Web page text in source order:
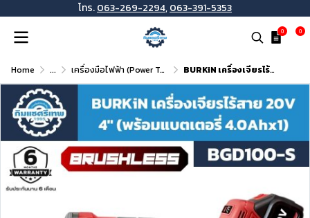
โทร.063-269-2294,063-391-5353
0 0
Home ... เครื่องมือไฟฟ้า (Power Tools) BURKiN เครื่องเจียรไร้สาย 20V 4" รุ่น BGD100-S